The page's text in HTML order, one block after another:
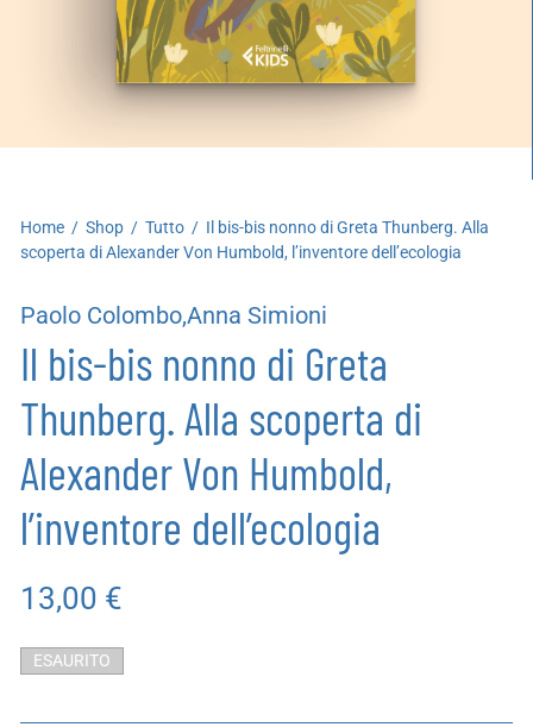
Home / Shop / Tutto / Il bis-bis nonno di Greta Thunberg. Alla
scoperta di Alexander Von Humbold, l’inventore dell’ecologia
Paolo Colombo,Anna Simioni
Il bis-bis nonno di Greta
Thunberg. Alla scoperta di
Alexander Von Humbold,
l’inventore dell’ecologia
13,00 €
ESAURITO